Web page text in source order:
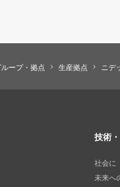
ープ・拠点 生産拠点 ニデ
技術
社会に
未来へ